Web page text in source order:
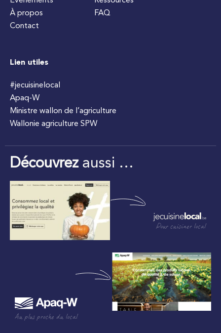
À propos
Contact
FAQ
Lien utiles
#jecuisinelocal
Apaq-W
Ministre wallon de l’agriculture
Wallonie agriculture SPW
Découvrezaussi …
Pour cuisiner local
Au plus proche du local